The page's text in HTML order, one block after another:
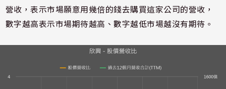
營收，表示市場願意用幾倍的錢去購買這家公司的營收，
數字越高表示市場期待越高、數字越低市場越沒有期待。